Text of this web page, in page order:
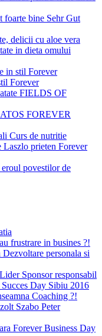
foarte bine Sehr Gut
delicii cu aloe vera
in dieta omului
in stil Forever
Forever
FIELDS OF
FOREVER
Curs de nutritie
Laszlo prieten Forever
povestilor de
frustrare in busines ?!
personala si
Sponsor responsabil
Day Sibiu 2016
Coaching ?!
Szabo Peter
Forever Business Day